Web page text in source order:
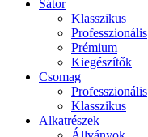
Sátor
Klasszikus
Professzionális
Prémium
Kiegészítők
Csomag
Professzionális
Klasszikus
Alkatrészek